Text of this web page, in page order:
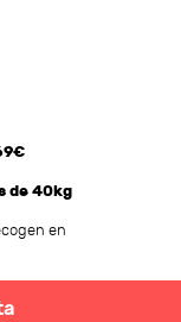
de 40kg
en